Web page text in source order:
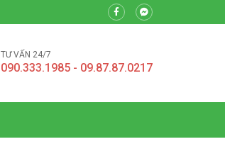
TƯ VẤN 24/7
090.333.1985 - 09.87.87.0217